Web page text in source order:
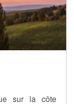
sur la côte